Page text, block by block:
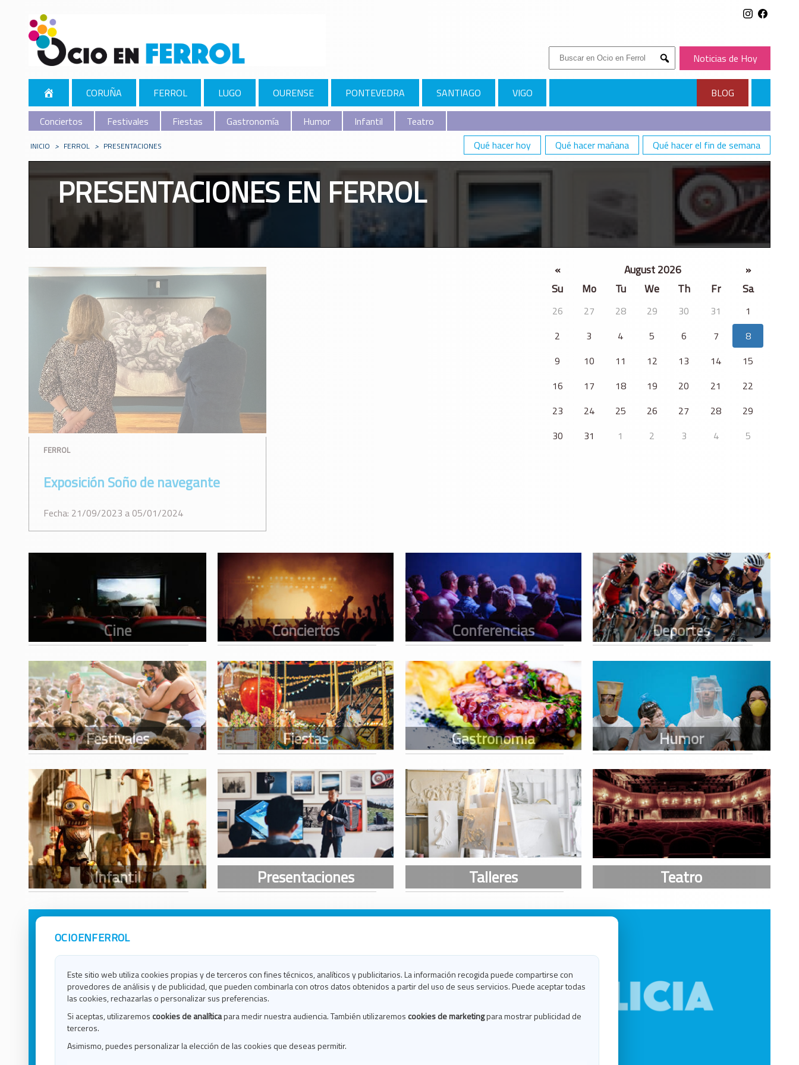
Buscar:
Submit
Noticias de Hoy
CORUÑA FERROL LUGO OURENSE PONTEVEDRA SANTIAGO VIGO
BLOG
Conciertos
Festivales Fiestas Gastronomía Humor Infantil
Teatro
Qué hacer hoy
Qué hacer mañana Qué hacer el fin de semana
INICIO > FERROL > PRESENTACIONES
PRESENTACIONES EN FERROL
« August 2026
»
Su
Mo Tu We Th Fr Sa
26 27 28 29 30 31
1
2
3 4 5 6 7
8
9
10 11 12 13 14
15
16
17 18 19 20 21
22
23
24 25 26 27 28
29
30
31 1 2 3 4 5
FERROL
Exposición Soño de navegante
Fecha: 21/09/2023 a 05/01/2024
OCIOENFERROL
Este sitio web utiliza cookies propias y de terceros con fines técnicos, analíticos y publicitarios. La información recogida puede compartirse con
provedores de análisis y de publicidad, que pueden combinarla con otros datos obtenidos a partir del uso de seus servicios. Puede aceptar todas
las cookies, rechazarlas o personalizar sus preferencias.
Si aceptas, utilizaremos cookies de analíticapara medir nuestra audiencia. También utilizaremos cookies de marketingpara mostrar publicidad de
terceros.
Asimismo, puedes personalizar la elección de las cookies que deseas permitir.
Avisos Legales
Política de Cookies
Ocio en Lugo
Ocio en Ourense
Ocio en Santiago
Blog